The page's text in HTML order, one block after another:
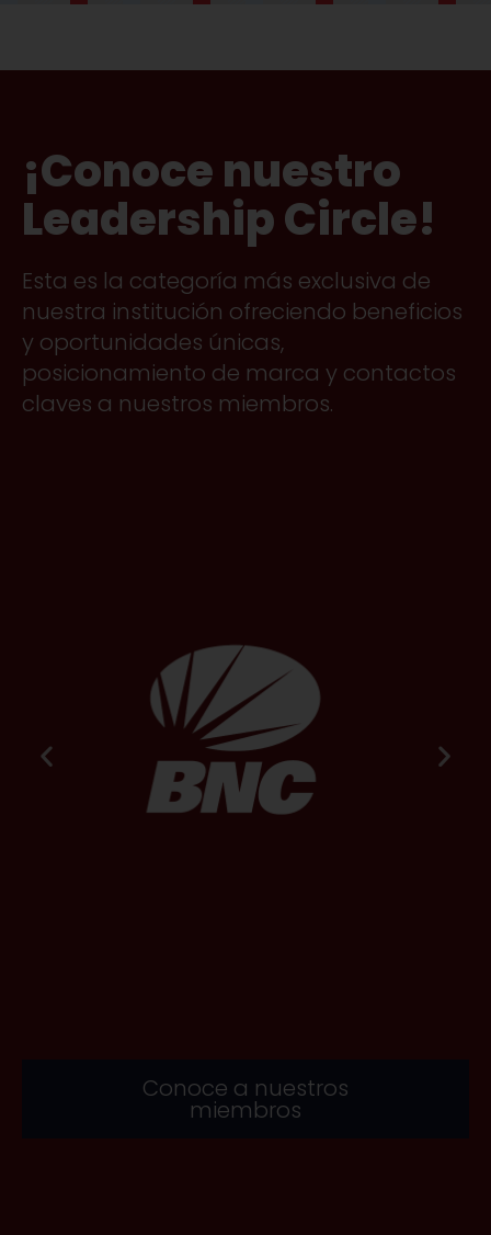
¡Conoce nuestro
Leadership Circle!
Esta es la categoría más exclusiva de
nuestra institución ofreciendo beneficios
y oportunidades únicas,
posicionamiento de marca y contactos
claves a nuestros miembros.
Conoce a nuestros
miembros